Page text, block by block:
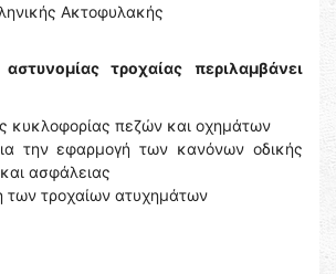
Ακτοφυλακής
τροχαίας περιλαμβάνει
κυκλοφορίας πεζών και οχημάτων
την εφαρμογή των κανόνων οδικής
ασφάλειας
των τροχαίων ατυχημάτων